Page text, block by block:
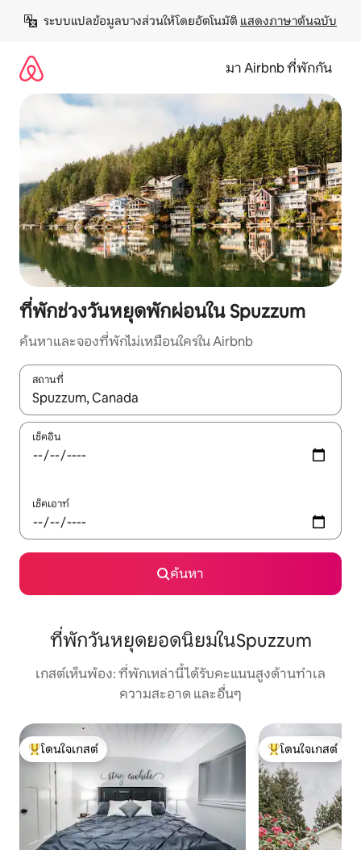
เนื้อหา
ระบบแปลข้อมูลบางส่วนให้โดยอัตโนมัติ แสดงภาษาต้นฉบับ
มา Airbnb ที่พักกัน
ที่พักช่วงวันหยุดพักผ่อนใน Spuzzum
ค้นหาและจองที่พักไม่เหมือนใครใน Airbnb
สถานที่
ใช้ลูกศรขึ้นลง หรือใช้การสัมผัสหรือปัด เพื่อสำรวจผลการค้นหา
เช็คอิน
เช็คเอาท์
ค้นหา
ที่พักวันหยุดยอดนิยมในSpuzzum
เกสต์เห็นพ้อง: ที่พักเหล่านี้ได้รับคะแนนสูงด้านทำเล
ความสะอาด และอื่นๆ
โดนใจเกสต์ที่สุด
โดนใจเกสต์
โดนใจเกสต์ที่สุด
โดนใจเกสต์